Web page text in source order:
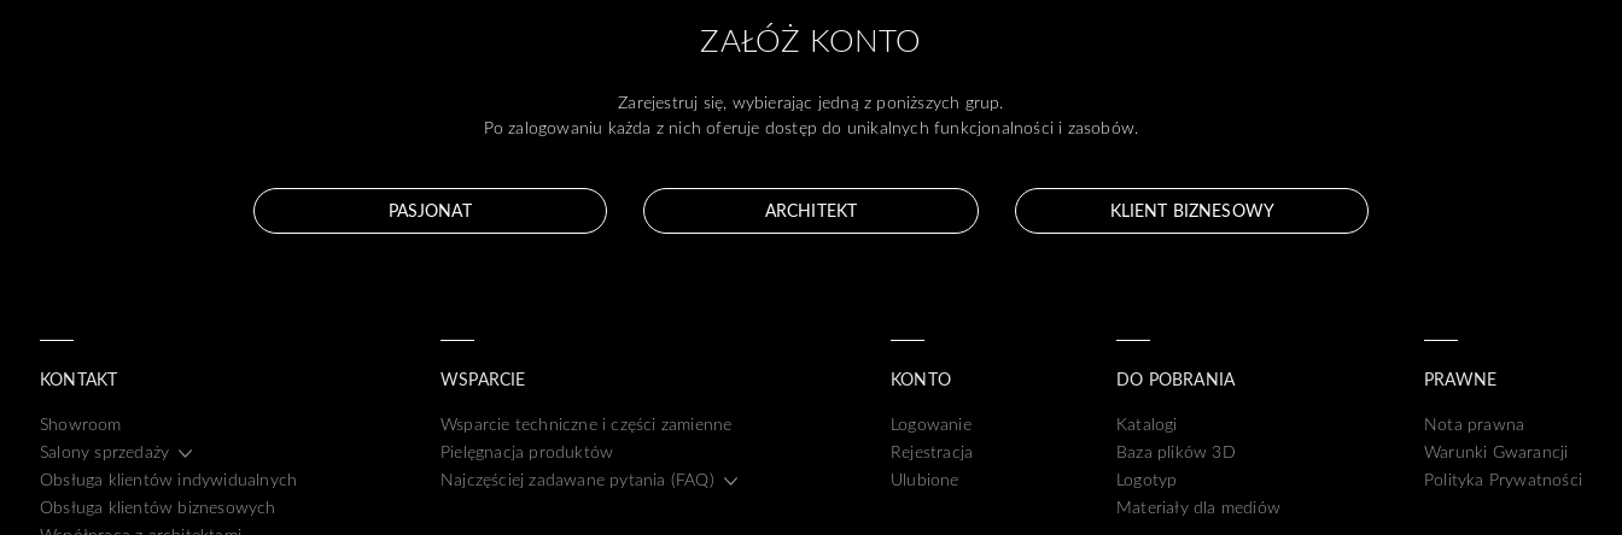
ZAŁÓŻ KONTO
Zarejestruj się, wybierając jedną z poniższych grup.
Po zalogowaniu każda z nich oferuje dostęp do unikalnych funkcjonalności i zasobów.
PASJONAT ARCHITEKT KLIENT BIZNESOWY
KONTAKT
Showroom
Salony sprzedaży
Obsługa klientów indywidualnych
Obsługa klientów biznesowych
WSPARCIE
Wsparcie techniczne i części zamienne
Pielęgnacja produktów
Najczęściej zadawane pytania (FAQ)
KONTO
Logowanie
Rejestracja
Ulubione
DO POBRANIA
Katalogi
Baza plików 3D
Logotyp
Materiały dla mediów
PRAWNE
Nota prawna
Warunki Gwarancji
Polityka Prywatności